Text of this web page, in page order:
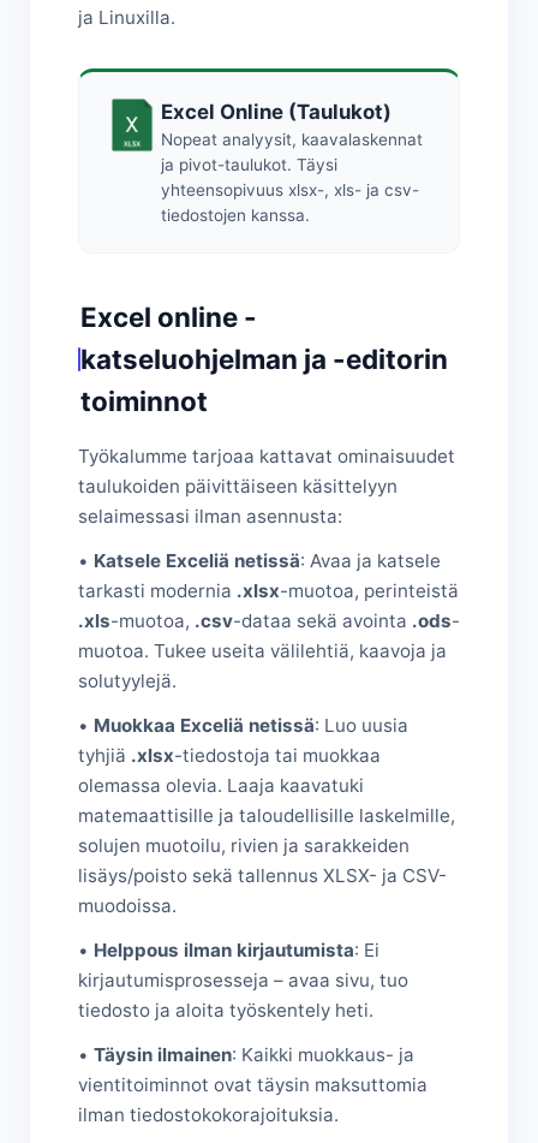
ja Linuxilla.
Excel Online (Taulukot)
Nopeat analyysit, kaavalaskennat
ja pivot-taulukot. Täysi
yhteensopivuus xlsx-, xls- ja csv-
tiedostojen kanssa.
Excel online -
katseluohjelman ja -editorin
toiminnot
Työkalumme tarjoaa kattavat ominaisuudet
taulukoiden päivittäiseen käsittelyyn
selaimessasi ilman asennusta:
• Katsele Exceliä netissä: Avaa ja katsele
tarkasti modernia .xlsx-muotoa, perinteistä
.xls-muotoa, .csv-dataa sekä avointa .ods-
muotoa. Tukee useita välilehtiä, kaavoja ja
solutyylejä.
• Muokkaa Exceliä netissä: Luo uusia
tyhjiä .xlsx-tiedostoja tai muokkaa
olemassa olevia. Laaja kaavatuki
matemaattisille ja taloudellisille laskelmille,
solujen muotoilu, rivien ja sarakkeiden
lisäys/poisto sekä tallennus XLSX- ja CSV-
muodoissa.
• Helppous ilman kirjautumista: Ei
kirjautumisprosesseja – avaa sivu, tuo
tiedosto ja aloita työskentely heti.
• Täysin ilmainen: Kaikki muokkaus- ja
vientitoiminnot ovat täysin maksuttomia
ilman tiedostokokorajoituksia.